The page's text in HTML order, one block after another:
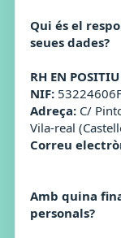
Qui és el
seues dades?
RH EN
NIF:
Adreça: C/
Vila-real
Correu
Amb quina
personals?